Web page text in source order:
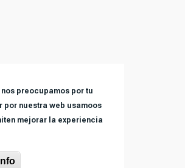
nos preocupamos por tu
por nuestra web usamoos
mejorar la experiencia